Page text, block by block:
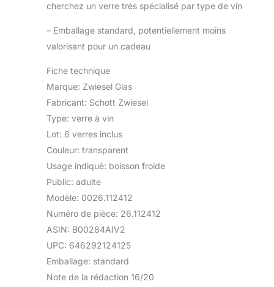
cherchez un verre très spécialisé par type de vin
– Emballage standard, potentiellement moins
valorisant pour un cadeau
Fiche technique
Marque: Zwiesel Glas
Fabricant: Schott Zwiesel
Type: verre à vin
Lot: 6 verres inclus
Couleur: transparent
Usage indiqué: boisson froide
Public: adulte
Modèle: 0026.112412
Numéro de pièce: 26.112412
ASIN: B00284AIV2
UPC: 646292124125
Emballage: standard
Note de la rédaction 16/20